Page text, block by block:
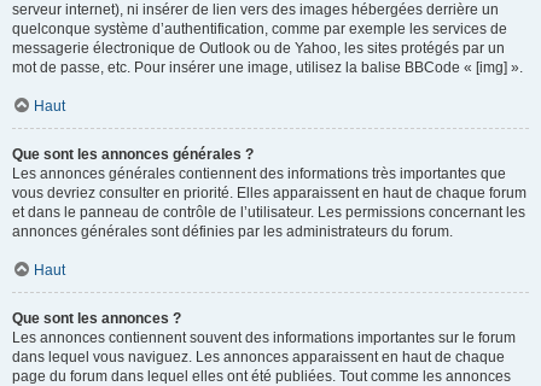
serveur internet), ni insérer de lien vers des images hébergées derrière un
quelconque système d’authentification, comme par exemple les services de
messagerie électronique de Outlook ou de Yahoo, les sites protégés par un
mot de passe, etc. Pour insérer une image, utilisez la balise BBCode « [img] ».
Haut
Que sont les annonces générales ?
Les annonces générales contiennent des informations très importantes que
vous devriez consulter en priorité. Elles apparaissent en haut de chaque forum
et dans le panneau de contrôle de l’utilisateur. Les permissions concernant les
annonces générales sont définies par les administrateurs du forum.
Haut
Que sont les annonces ?
Les annonces contiennent souvent des informations importantes sur le forum
dans lequel vous naviguez. Les annonces apparaissent en haut de chaque
page du forum dans lequel elles ont été publiées. Tout comme les annonces